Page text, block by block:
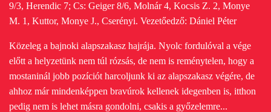
9/3, Herendic 7; Cs: Geiger 8/6, Molnár 4, Kocsis Z. 2, Monye
M. 1, Kuttor, Monye J., Cserényi. Vezetőedző: Dániel Péter
Közeleg a bajnoki alapszakasz hajrája. Nyolc fordulóval a vége
előtt a helyzetünk nem túl rózsás, de nem is reménytelen, hogy a
mostaninál jobb pozíciót harcoljunk ki az alapszakasz végére, de
ahhoz már mindenképpen bravúrok kellenek idegenben is, itthon
pedig nem is lehet másra gondolni, csakis a győzelemre...